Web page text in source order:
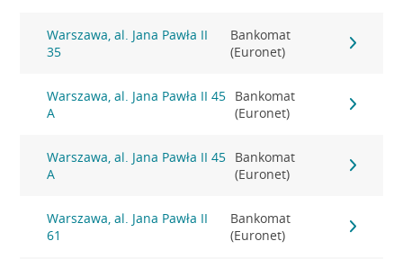
Warszawa, al. Jana Pawła II
35
Bankomat
(Euronet)
Warszawa, al. Jana Pawła II 45
A
Bankomat
(Euronet)
Warszawa, al. Jana Pawła II 45
A
Bankomat
(Euronet)
Warszawa, al. Jana Pawła II
61
Bankomat
(Euronet)